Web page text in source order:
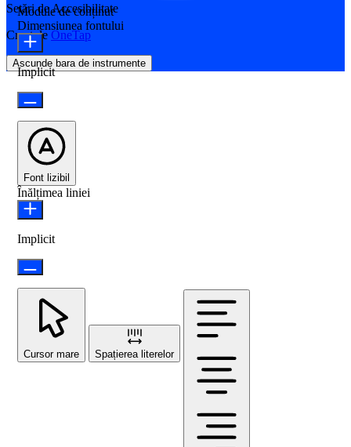
Setări de Accesibilitate
Creat de OneTap
Ascunde bara de instrumente
Module de conținut
Dimensiunea fontului
Implicit
Font lizibil
Înălțimea liniei
Implicit
Cursor mare Spațierea literelor